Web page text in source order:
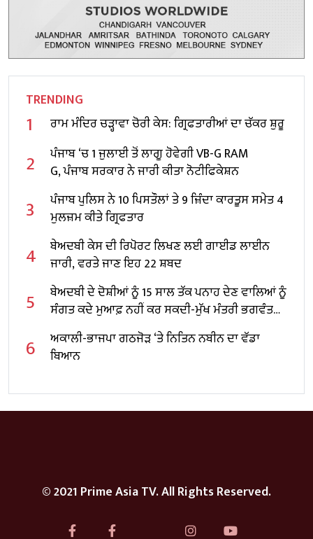
TRENDING
1 ਰਾਮ ਮੰਦਿਰ ਚੜ੍ਹਾਵਾ ਚੋਰੀ ਕੇਸ: ਗ੍ਰਿਫਤਾਰੀਆਂ ਦਾ ਚੱਕਰ ਸ਼ੁਰੂ
2
ਪੰਜਾਬ ‘ਚ 1 ਜੁਲਾਈ ਤੋਂ ਲਾਗੂ ਹੋਵੇਗੀ VB-G RAM
G, ਪੰਜਾਬ ਸਰਕਾਰ ਨੇ ਜਾਰੀ ਕੀਤਾ ਨੋਟੀਫਿਕੇਸ਼ਨ
3
ਪੰਜਾਬ ਪੁਲਿਸ ਨੇ 10 ਪਿਸਤੌਲਾਂ ਤੇ 9 ਜ਼ਿੰਦਾ ਕਾਰਤੂਸ ਸਮੇਤ 4
ਮੁਲਜ਼ਮ ਕੀਤੇ ਗ੍ਰਿਫਤਾਰ
4
ਬੇਅਦਬੀ ਕੇਸ ਦੀ ਰਿਪੋਰਟ ਲਿਖਣ ਲਈ ਗਾਈਡ ਲਾਈਨ
ਜਾਰੀ, ਵਰਤੇ ਜਾਣ ਇਹ 22 ਸ਼ਬਦ
5
ਬੇਅਦਬੀ ਦੇ ਦੋਸ਼ੀਆਂ ਨੂੰ 15 ਸਾਲ ਤੱਕ ਪਨਾਹ ਦੇਣ ਵਾਲਿਆਂ ਨੂੰ
ਸੰਗਤ ਕਦੇ ਮੁਆਫ਼ ਨਹੀਂ ਕਰ ਸਕਦੀ-ਮੁੱਖ ਮੰਤਰੀ ਭਗਵੰਤ
6
ਅਕਾਲੀ-ਭਾਜਪਾ ਗਠਜੋੜ ‘ਤੇ ਨਿਤਿਨ ਨਬੀਨ ਦਾ ਵੱਡਾ
ਬਿਆਨ
© 2021 Prime Asia TV. All Rights Reserved.